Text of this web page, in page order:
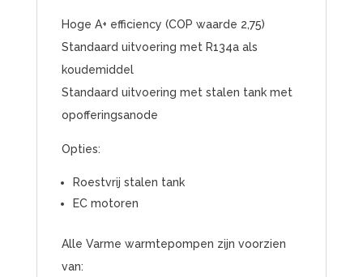
Hoge A+ efficiency (COP waarde 2,75)
Standaard uitvoering met R134a als
koudemiddel
Standaard uitvoering met stalen tank met
opofferingsanode
Opties:
Roestvrij stalen tank
EC motoren
Alle Varme warmtepompen zijn voorzien
van: